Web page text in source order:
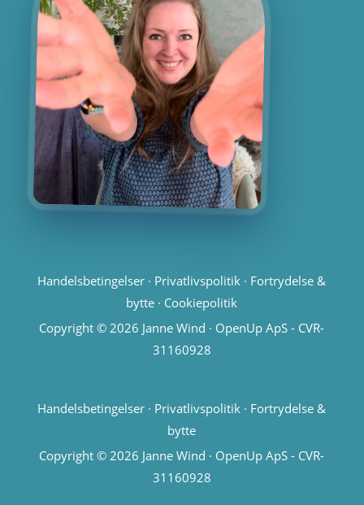
Handelsbetingelser · Privatlivspolitik · Fortrydelse &
bytte · Cookiepolitik
Copyright © 2026 Janne Wind · OpenUp ApS - CVR-
31160928
Handelsbetingelser · Privatlivspolitik · Fortrydelse &
bytte
Copyright © 2026 Janne Wind · OpenUp ApS - CVR-
31160928